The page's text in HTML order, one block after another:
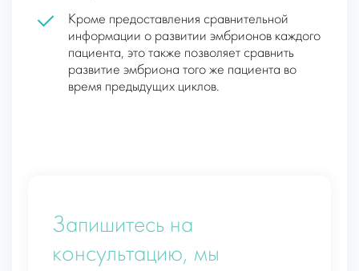
Кроме предоставления сравнительной
информации о развитии эмбрионов каждого
пациента, это также позволяет сравнить
развитие эмбриона того же пациента во
время предыдущих циклов.
Запишитесь на
консультацию, мы